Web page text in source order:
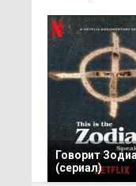
Говорит
(сериал)